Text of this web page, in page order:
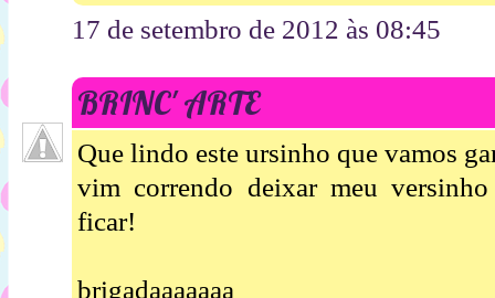
17 de setembro de 2012 às 08:45
BRINC' ARTE
Que lindo este ursinho que vamos
vim correndo deixar meu
ficar!
brigadaaaaaaa